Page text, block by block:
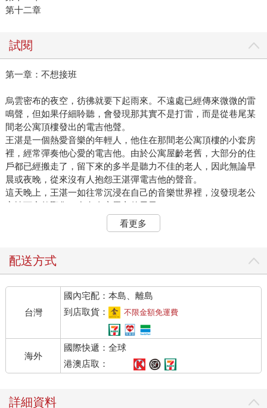
第十二章
試閱
第一章：不想接班
烏雲密布的夜空，彷彿就要下起雨來。不遠處已經傳來微微的雷
鳴聲，但如果仔細聆聽，會發現那其實不是打雷，而是從巷尾某
間老公寓頂樓發出的電吉他聲。
王湛是一個熱愛音樂的年輕人，他住在那間老公寓頂樓的小套房
裡，經常彈奏他心愛的電吉他。由於公寓屋齡老舊，大部分的住
戶都已經搬走了，留下來的多半是聽力不佳的老人，因此無論早
晨或夜晚，從來沒有人抱怨王湛彈電吉他的聲音。
這天晚上，王湛一如往常沉浸在自己的音樂世界裡，沒發現老公
寓樓下突然聚集了多名身穿黑衣的男子。
一輛氣派十足的黑頭轎車駛來，在老公寓門前停下來。原本聚在
門前的黑衣男子們紛紛立正站好，恭敬地迎接從黑頭轎車下來的
從駕駛座下來的男人名叫唐篤知，他的身材高壯且氣宇非凡，眾
看起來霸氣又有型。
他抬起頭看了頂樓的小套房一眼，示意眾男子隨他一同上樓。
今晚開手機直播的王湛剛彈完一曲，正抱著電吉他與他的粉絲們
聊天寒暄。王湛很努力經營直播，不過他的粉絲人數始終停留在
個位數。
「我剛才演奏的這首新歌，不知道大家喜不喜歡？」王湛滿心期
待地問粉絲。
一個署名為「鋼鐵人」的粉絲立刻回了一連串的「讚」。
「鋼鐵人」馬上又留言：「王湛最棒！我最喜歡看你現場表
看更多
配送方式
台灣
國內宅配：本島、離島
到店取貨：
不限金額免運費
海外
國際快遞：全球
港澳店取：
詳細資料